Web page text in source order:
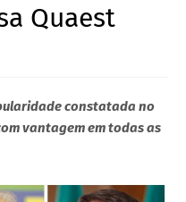
Quaest
constatada no
vantagem em todas as